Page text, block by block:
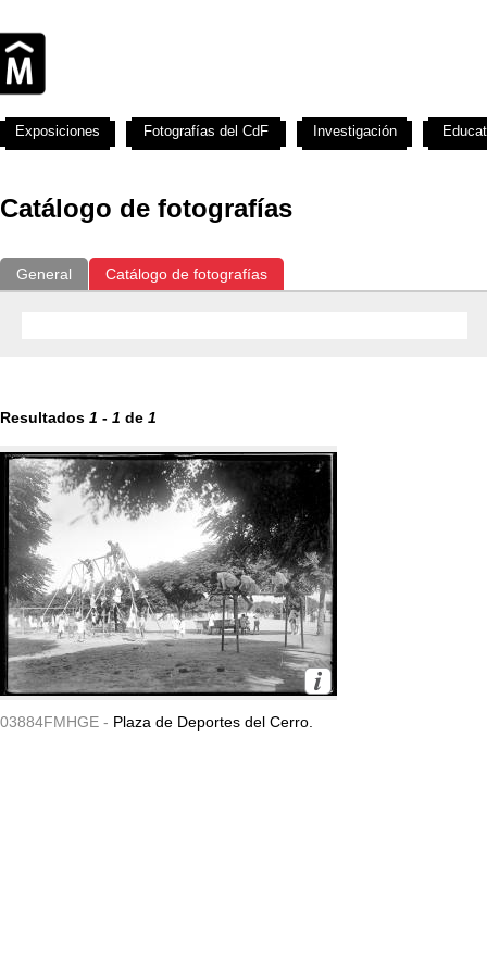
Catálogo de fotografías
General Catálogo de fotografías
Resultados 1 - 1 de 1
03884FMHGE - Plaza de Deportes del Cerro.
Exposiciones Fotografías del CdF Investigación